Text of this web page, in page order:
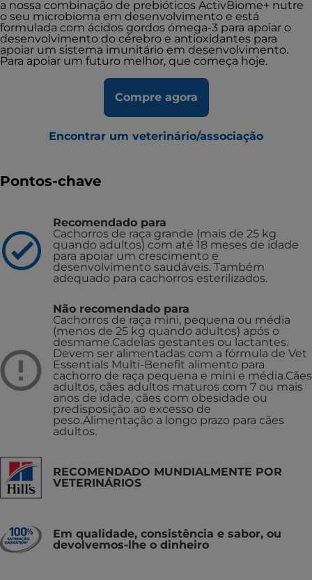
a nossa combinação de prebióticos ActivBiome+ nutre
o seu microbioma em desenvolvimento e está
formulada com ácidos gordos ómega-3 para apoiar o
desenvolvimento do cérebro e antioxidantes para
apoiar um sistema imunitário em desenvolvimento.
Para apoiar um futuro melhor, que começa hoje.
Compre agora
Encontrar um veterinário/associação
Pontos-chave
Recomendado para
Cachorros de raça grande (mais de 25 kg
quando adultos) com até 18 meses de idade
para apoiar um crescimento e
desenvolvimento saudáveis. Também
adequado para cachorros esterilizados.
Não recomendado para
Cachorros de raça mini, pequena ou média
(menos de 25 kg quando adultos) após o
desmame.Cadelas gestantes ou lactantes.
Devem ser alimentadas com a fórmula de Vet
Essentials Multi-Benefit alimento para
cachorro de raça pequena e mini e média.Cães
adultos, cães adultos maturos com 7 ou mais
anos de idade, cães com obesidade ou
predisposição ao excesso de
peso.Alimentação a longo prazo para cães
adultos.
RECOMENDADO MUNDIALMENTE POR
VETERINÁRIOS
Em qualidade, consistência e sabor, ou
devolvemos-lhe o dinheiro